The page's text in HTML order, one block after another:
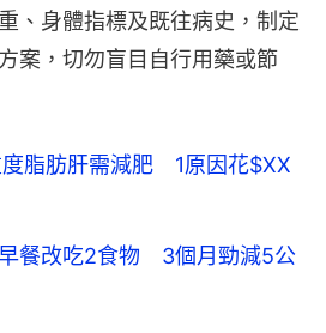
、身體指標及既往病史，制定
案，切勿盲目自行用藥或節
脂肪肝需減肥 1原因花$XX
餐改吃2食物 3個月勁減5公